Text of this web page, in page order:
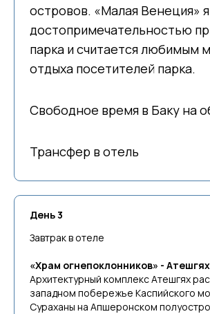
островов. «Малая Венеция»
достопримечательностью
парка и считается любимым
отдыха посетителей парка.
Свободное время в Баку на
Трансфер в отель
День 3
Завтрак в отеле
«Храм огнепоклонников» -
Архитектурный комплекс Атешгях
западном побережье Каспийского
Сураханы на Апшеронском